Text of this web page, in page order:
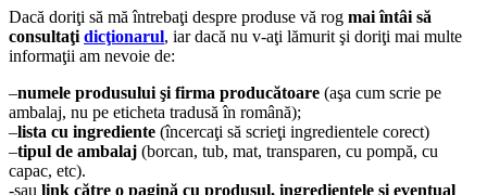
Dacă doriţi să mă întrebaţi despre produse vă rog mai întâi să
consultaţi dicţionarul, iar dacă nu v-aţi lămurit şi doriţi mai multe
informaţii am nevoie de:
–numele produsului şi firma producătoare (aşa cum scrie pe
ambalaj, nu pe eticheta tradusă în română);
–lista cu ingrediente (încercaţi să scrieţi ingredientele corect)
–tipul de ambalaj (borcan, tub, mat, transparen, cu pompă, cu
capac, etc).
-sau link către o pagină cu produsul, ingredientele şi eventual